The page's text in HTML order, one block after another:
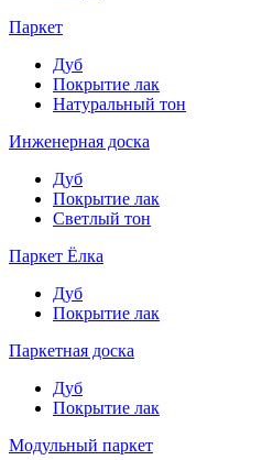
Паркет
Дуб
Покрытие лак
Натуральный тон
Инженерная доска
Дуб
Покрытие лак
Светлый тон
Паркет Ёлка
Дуб
Покрытие лак
Паркетная доска
Дуб
Покрытие лак
Модульный паркет